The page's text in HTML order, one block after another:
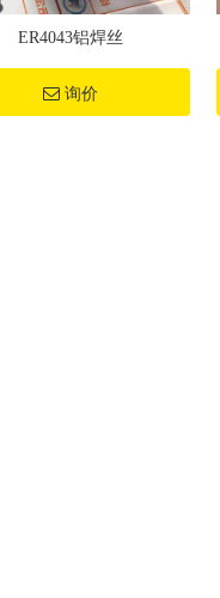
ER4043铝焊丝
询价